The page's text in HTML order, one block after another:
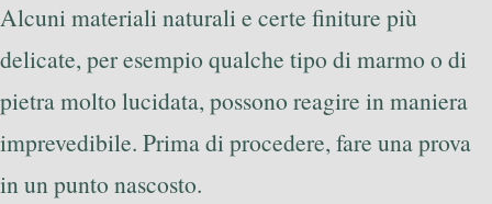
Alcuni materiali naturali e certe finiture più
delicate, per esempio qualche tipo di marmo o di
pietra molto lucidata, possono reagire in maniera
imprevedibile. Prima di procedere, fare una prova
in un punto nascosto.